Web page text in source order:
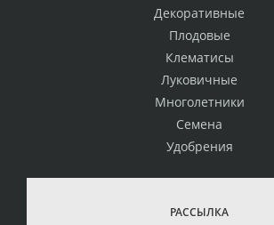
Декоративные
Плодовые
Клематисы
Луковичные
Многолетники
Семена
Удобрения
РАССЫЛКА